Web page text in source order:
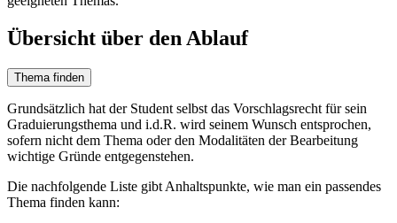
Übersicht über den Ablauf
Thema finden
Grundsätzlich hat der Student selbst das Vorschlagsrecht für sein
Graduierungsthema und i.d.R. wird seinem Wunsch entsprochen,
sofern nicht dem Thema oder den Modalitäten der Bearbeitung
wichtige Gründe entgegenstehen.
Die nachfolgende Liste gibt Anhaltspunkte, wie man ein passendes
Thema finden kann: